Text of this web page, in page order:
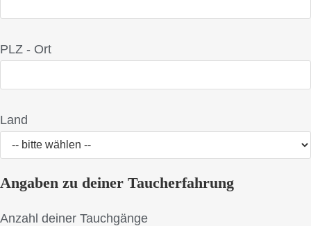
PLZ - Ort
Land
Angaben zu deiner Taucherfahrung
Anzahl deiner Tauchgänge